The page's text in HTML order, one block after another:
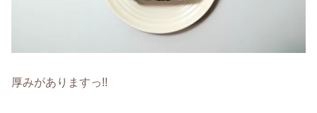
厚みがありますっ!!